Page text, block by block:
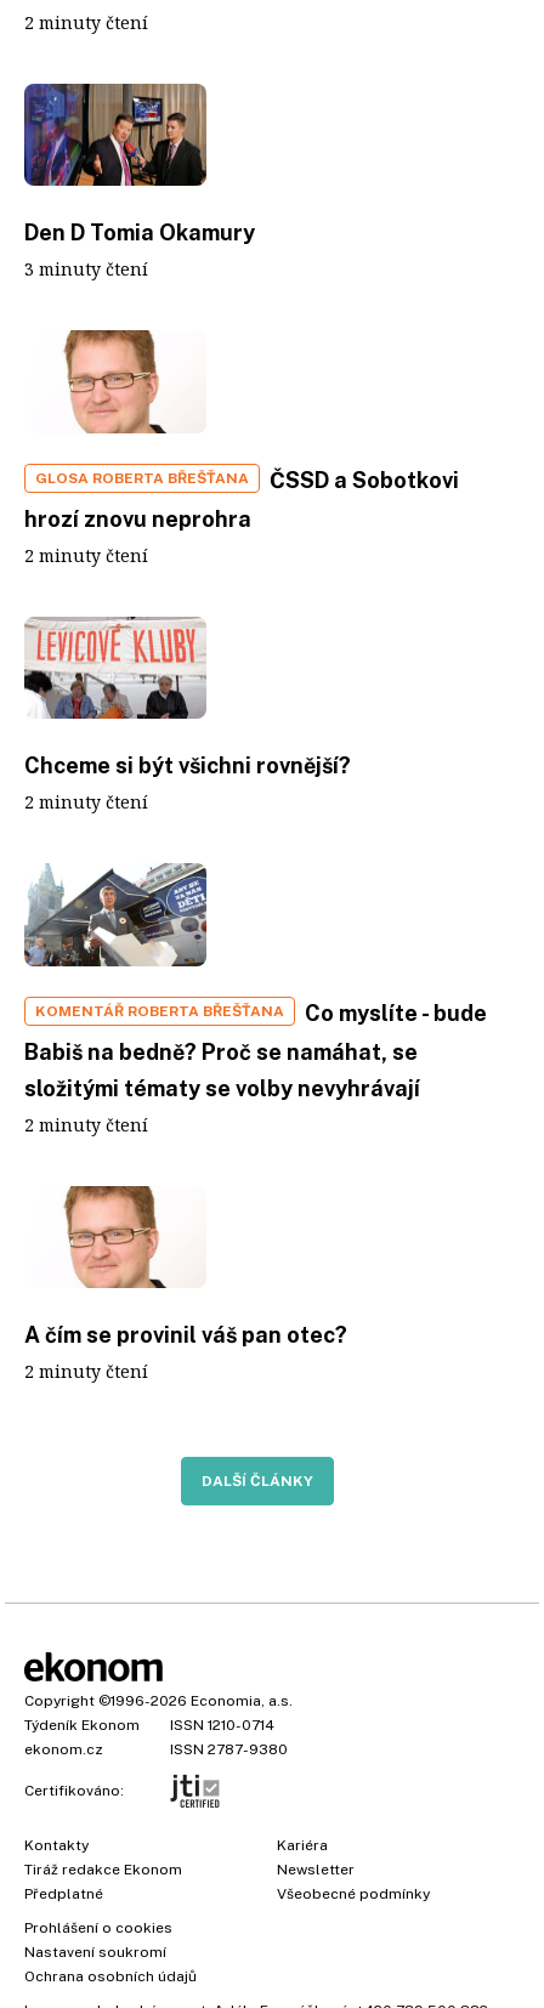
2 minuty čtení
Den D Tomia Okamury
3 minuty čtení
GLOSA ROBERTA BŘEŠŤANA
ČSSD a Sobotkovi
hrozí znovu neprohra
2 minuty čtení
Chceme si být všichni rovnější?
2 minuty čtení
KOMENTÁŘ ROBERTA BŘEŠŤANA
Co myslíte - bude
Babiš na bedně? Proč se namáhat, se
složitými tématy se volby nevyhrávají
2 minuty čtení
A čím se provinil váš pan otec?
2 minuty čtení
DALŠÍ ČLÁNKY
Copyright ©1996-2026 Economia, a.s.
Týdeník Ekonom
ISSN 1210-0714
ekonom.cz
ISSN 2787-9380
Certifikováno:
Kontakty
Tiráž redakce Ekonom
Předplatné
Kariéra
Newsletter
Všeobecné podmínky
Prohlášení o cookies
Nastavení soukromí
Ochrana osobních údajů